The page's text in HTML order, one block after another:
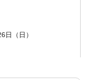
日（日）